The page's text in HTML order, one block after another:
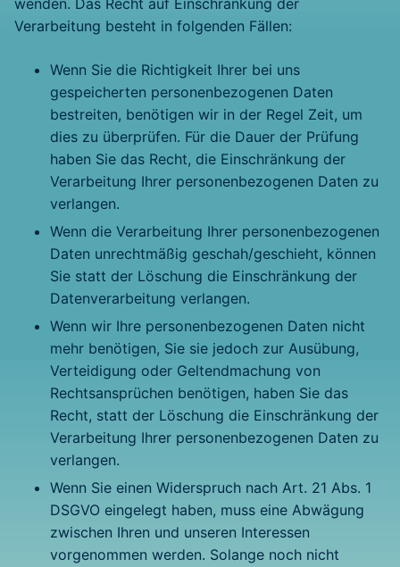
wenden. Das Recht auf Einschränkung der
Verarbeitung besteht in folgenden Fällen:
Wenn Sie die Richtigkeit Ihrer bei uns
gespeicherten personenbezogenen Daten
bestreiten, benötigen wir in der Regel Zeit, um
dies zu überprüfen. Für die Dauer der Prüfung
haben Sie das Recht, die Einschränkung der
Verarbeitung Ihrer personenbezogenen Daten zu
verlangen.
Wenn die Verarbeitung Ihrer personenbezogenen
Daten unrechtmäßig geschah/geschieht, können
Sie statt der Löschung die Einschränkung der
Datenverarbeitung verlangen.
Wenn wir Ihre personenbezogenen Daten nicht
mehr benötigen, Sie sie jedoch zur Ausübung,
Verteidigung oder Geltendmachung von
Rechtsansprüchen benötigen, haben Sie das
Recht, statt der Löschung die Einschränkung der
Verarbeitung Ihrer personenbezogenen Daten zu
verlangen.
Wenn Sie einen Widerspruch nach Art. 21 Abs. 1
DSGVO eingelegt haben, muss eine Abwägung
zwischen Ihren und unseren Interessen
vorgenommen werden. Solange noch nicht